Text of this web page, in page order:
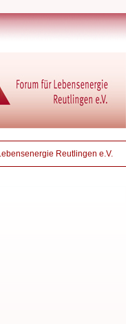
Reutlingen e.V.